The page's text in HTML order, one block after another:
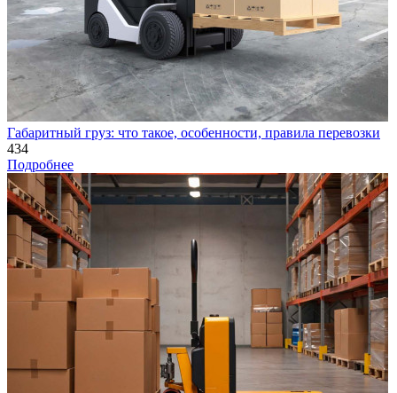
Габаритный груз: что такое, особенности, правила перевозки
434
Подробнее